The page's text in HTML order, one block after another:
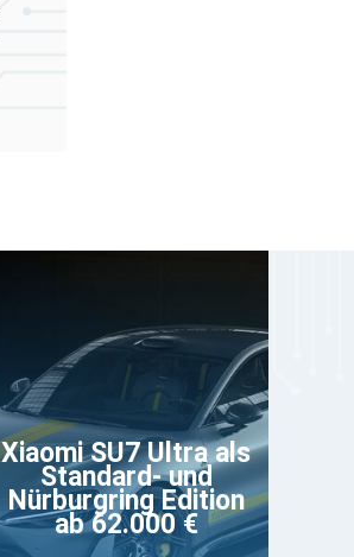
Xiaomi SU7 Ultra als
Standard- und
Nürburgring Edition
ab 62.000 €